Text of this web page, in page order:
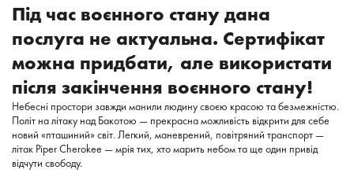
Під час воєнного стану дана
послуга не актуальна. Сертифікат
можна придбати, але використати
після закінчення воєнного стану!
Небесні простори завжди манили людину своєю красою та безмежністю.
Політ на літаку над Бакотою — прекрасна можливість відкрити для себе
новий «пташиний» світ. Легкий, маневрений, повітряний транспорт —
літак Piper Cherokee — мрія тих, хто марить небом та ще один привід
відчути свободу.